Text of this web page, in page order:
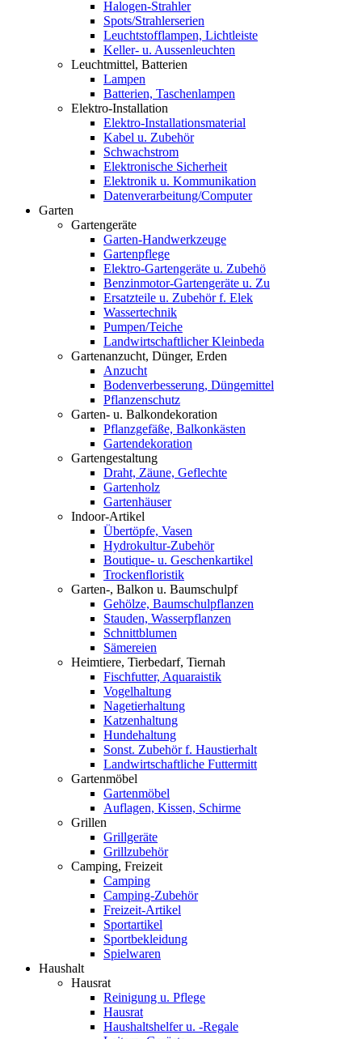
Halogen-Strahler
Spots/Strahlerserien
Leuchtstofflampen, Lichtleiste
Keller- u. Aussenleuchten
Leuchtmittel, Batterien
Lampen
Batterien, Taschenlampen
Elektro-Installation
Elektro-Installationsmaterial
Kabel u. Zubehör
Schwachstrom
Elektronische Sicherheit
Elektronik u. Kommunikation
Datenverarbeitung/Computer
Garten
Gartengeräte
Garten-Handwerkzeuge
Gartenpflege
Elektro-Gartengeräte u. Zubehö
Benzinmotor-Gartengeräte u. Zu
Ersatzteile u. Zubehör f. Elek
Wassertechnik
Pumpen/Teiche
Landwirtschaftlicher Kleinbeda
Gartenanzucht, Dünger, Erden
Anzucht
Bodenverbesserung, Düngemittel
Pflanzenschutz
Garten- u. Balkondekoration
Pflanzgefäße, Balkonkästen
Gartendekoration
Gartengestaltung
Draht, Zäune, Geflechte
Gartenholz
Gartenhäuser
Indoor-Artikel
Übertöpfe, Vasen
Hydrokultur-Zubehör
Boutique- u. Geschenkartikel
Trockenfloristik
Garten-, Balkon u. Baumschulpf
Gehölze, Baumschulpflanzen
Stauden, Wasserpflanzen
Schnittblumen
Sämereien
Heimtiere, Tierbedarf, Tiernah
Fischfutter, Aquaraistik
Vogelhaltung
Nagetierhaltung
Katzenhaltung
Hundehaltung
Sonst. Zubehör f. Haustierhalt
Landwirtschaftliche Futtermitt
Gartenmöbel
Gartenmöbel
Auflagen, Kissen, Schirme
Grillen
Grillgeräte
Grillzubehör
Camping, Freizeit
Camping
Camping-Zubehör
Freizeit-Artikel
Sportartikel
Sportbekleidung
Spielwaren
Haushalt
Hausrat
Reinigung u. Pflege
Hausrat
Haushaltshelfer u. -Regale